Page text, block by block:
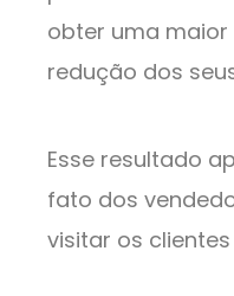
obter uma
redução dos
Esse resultado
fato dos
visitar os